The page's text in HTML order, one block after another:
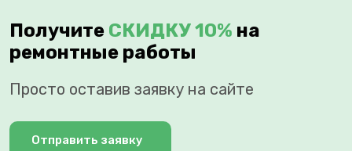
Получите СКИДКУ 10% на
ремонтные работы
Просто оставив заявку на сайте
Отправить заявку